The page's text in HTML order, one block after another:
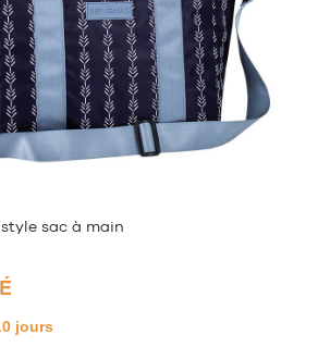
sac à main
jours